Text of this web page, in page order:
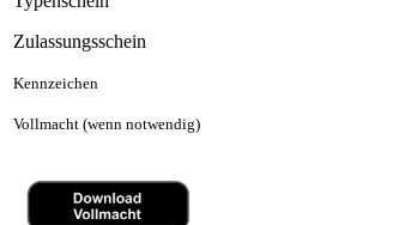
Zulassungsschein
Kennzeichen
Vollmacht (wenn notwendig)